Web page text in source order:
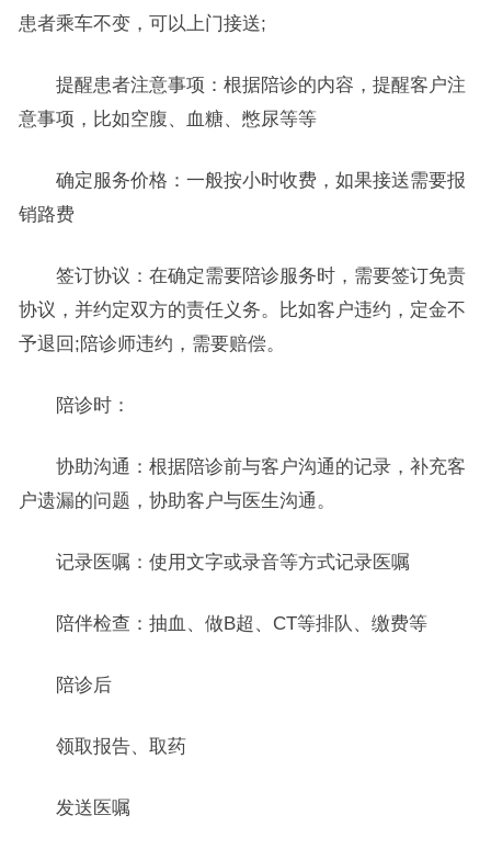
患者乘车不变，可以上门接送;
提醒患者注意事项：根据陪诊的内容，提醒客户注
意事项，比如空腹、血糖、憋尿等等
确定服务价格：一般按小时收费，如果接送需要报
销路费
签订协议：在确定需要陪诊服务时，需要签订免责
协议，并约定双方的责任义务。比如客户违约，定金不
予退回;陪诊师违约，需要赔偿。
陪诊时：
协助沟通：根据陪诊前与客户沟通的记录，补充客
户遗漏的问题，协助客户与医生沟通。
记录医嘱：使用文字或录音等方式记录医嘱
陪伴检查：抽血、做B超、CT等排队、缴费等
陪诊后
领取报告、取药
发送医嘱